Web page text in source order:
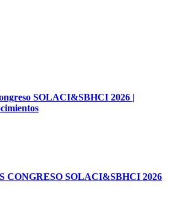
SOLACI&SBHCI 2026 |
CONGRESO SOLACI&SBHCI 2026